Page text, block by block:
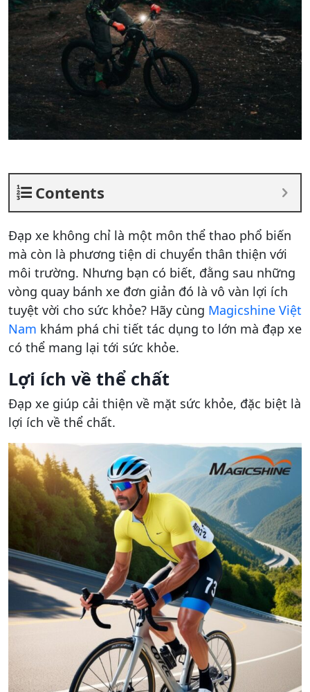
Contents
Đạp xe không chỉ là một môn thể thao phổ biến
mà còn là phương tiện di chuyển thân thiện với
môi trường. Nhưng bạn có biết, đằng sau những
vòng quay bánh xe đơn giản đó là vô vàn lợi ích
tuyệt vời cho sức khỏe? Hãy cùng Magicshine Việt
Nam khám phá chi tiết tác dụng to lớn mà đạp xe
có thể mang lại tới sức khỏe.
Lợi ích về thể chất
Đạp xe giúp cải thiện về mặt sức khỏe, đặc biệt là
lợi ích về thể chất.